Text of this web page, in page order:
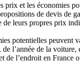
prix et les économies
de devis de
de leurs propres prix
potentielles peuvent
l’année de la
de l’endroit en France